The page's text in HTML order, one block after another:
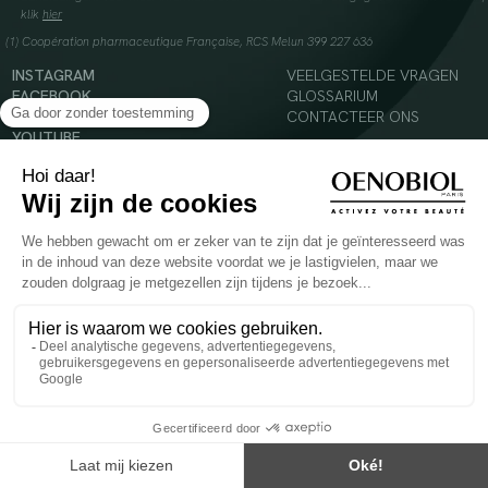
klik hier
(1) Coopération pharmaceutique Française, RCS Melun 399 227 636
INSTAGRAM
FACEBOOK
TIKTOK
YOUTUBE
VEELGESTELDE VRAGEN
GLOSSARIUM
CONTACTEER ONS
Voedingssupplement dat moet worden geconsumeerd als onderdeel van een gevarieerde,
evenwichtige voeding en een gezonde levensstijl. Aanbevolen dagelijkse dosis niet
overschrijden. Enkel voor volwassenen, buiten het bereik van kinderen houden.